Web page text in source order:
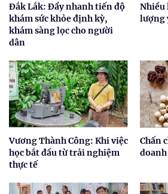
Đắk Lắk: Đẩy nhanh tiến độ
khám sức khỏe định kỳ,
khám sàng lọc cho người
dân
Nhiều
lượng
Vương Thành Công: Khi việc
học bắt đầu từ trải nghiệm
thực tế
Chấn